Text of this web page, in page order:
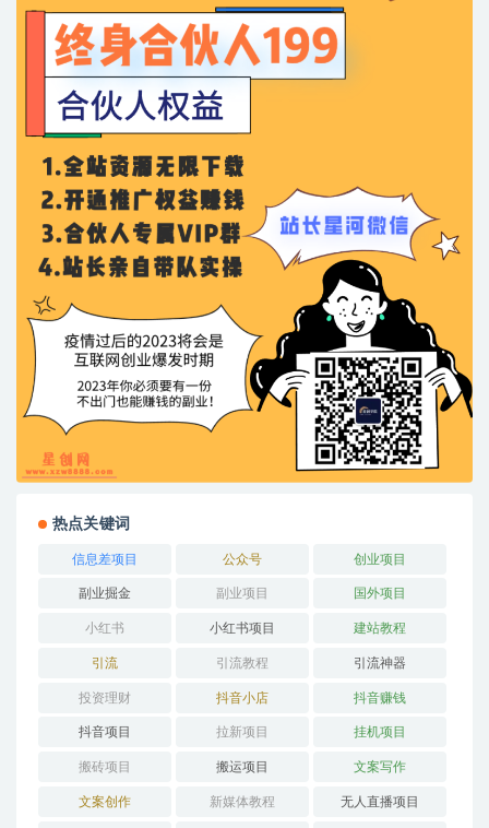
热点关键词
信息差项目 公众号 创业项目
副业掘金 副业项目 国外项目
小红书 小红书项目 建站教程
引流 引流教程 引流神器
投资理财 抖音小店 抖音赚钱
抖音项目 拉新项目 挂机项目
搬砖项目 搬运项目 文案写作
文案创作 新媒体教程 无人直播项目